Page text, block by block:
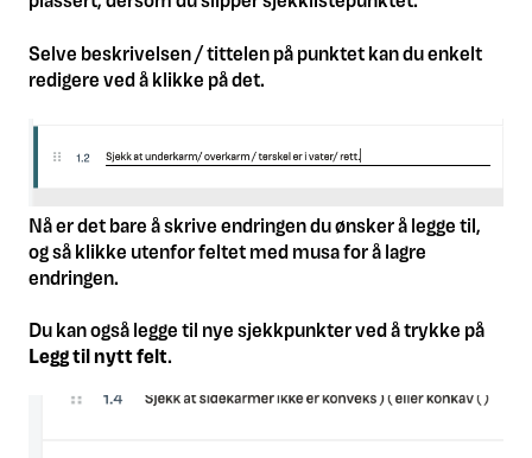
Selve beskrivelsen / tittelen på punktet kan du enkelt
redigere ved å klikke på det.
Nå er det bare å skrive endringen du ønsker å legge til,
og så klikke utenfor feltet med musa for å lagre
endringen.
Du kan også legge til nye sjekkpunkter ved å trykke på
Legg til nytt felt.